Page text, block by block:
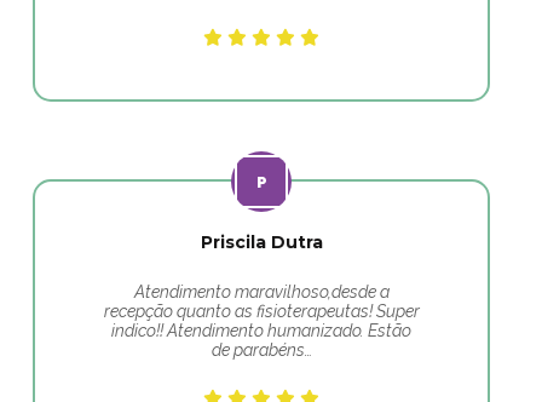
Priscila Dutra
Atendimento maravilhoso,desde a
recepção quanto as fisioterapeutas! Super
indico!! Atendimento humanizado. Estão
de parabéns…